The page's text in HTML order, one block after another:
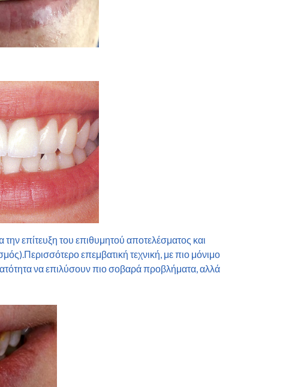
την επίτευξη του επιθυμητού αποτελέσματος και
επεμβατική τεχνική, με πιο μόνιμο
να επιλύσουν πιο σοβαρά προβλήματα, αλλά